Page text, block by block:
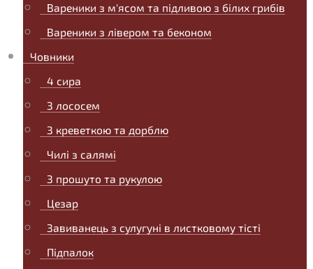
Вареники з м'ясом та підливою з білих грибів
Вареники з лівером та беконом
Човники
4 сира
З лососем
З креветкою та дорблю
Чилі з салямі
З прошуто та рукулою
Цезар
Завиванець з сулугуні в листковому тісті
Підпалок